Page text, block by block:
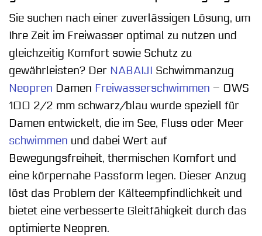
Sie suchen nach einer zuverlässigen Lösung, um
Ihre Zeit im Freiwasser optimal zu nutzen und
gleichzeitig Komfort sowie Schutz zu
gewährleisten? Der NABAIJI Schwimmanzug
Neopren Damen Freiwasserschwimmen – OWS
100 2/2 mm schwarz/blau wurde speziell für
Damen entwickelt, die im See, Fluss oder Meer
schwimmen und dabei Wert auf
Bewegungsfreiheit, thermischen Komfort und
eine körpernahe Passform legen. Dieser Anzug
löst das Problem der Kälteempfindlichkeit und
bietet eine verbesserte Gleitfähigkeit durch das
optimierte Neopren.